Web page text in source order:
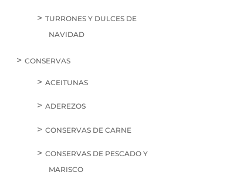
TURRONES Y DULCES DE
NAVIDAD
CONSERVAS
ACEITUNAS
ADEREZOS
CONSERVAS DE CARNE
CONSERVAS DE PESCADO Y
MARISCO